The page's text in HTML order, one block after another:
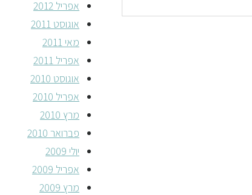
אפריל 2012
אוגוסט 2011
מאי 2011
אפריל 2011
אוגוסט 2010
אפריל 2010
מרץ 2010
פברואר 2010
יולי 2009
אפריל 2009
מרץ 2009